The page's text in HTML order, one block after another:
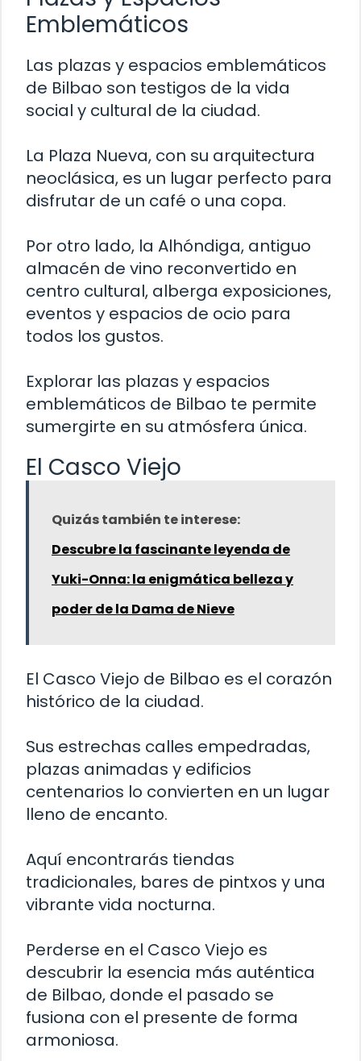
Emblemáticos
Las plazas y espacios emblemáticos
de Bilbao son testigos de la vida
social y cultural de la ciudad.
La Plaza Nueva, con su arquitectura
neoclásica, es un lugar perfecto para
disfrutar de un café o una copa.
Por otro lado, la Alhóndiga, antiguo
almacén de vino reconvertido en
centro cultural, alberga exposiciones,
eventos y espacios de ocio para
todos los gustos.
Explorar las plazas y espacios
emblemáticos de Bilbao te permite
sumergirte en su atmósfera única.
El Casco Viejo
Quizás también te interese:
Descubre la fascinante leyenda de
Yuki-Onna: la enigmática belleza y
poder de la Dama de Nieve
El Casco Viejo de Bilbao es el corazón
histórico de la ciudad.
Sus estrechas calles empedradas,
plazas animadas y edificios
centenarios lo convierten en un lugar
lleno de encanto.
Aquí encontrarás tiendas
tradicionales, bares de pintxos y una
vibrante vida nocturna.
Perderse en el Casco Viejo es
descubrir la esencia más auténtica
de Bilbao, donde el pasado se
fusiona con el presente de forma
armoniosa.